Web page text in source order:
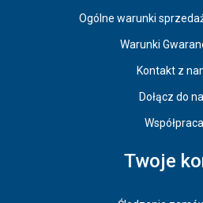
Ogólne warunki
Warunki
Kontakt z
Dołącz do
Współpraca
Twoje